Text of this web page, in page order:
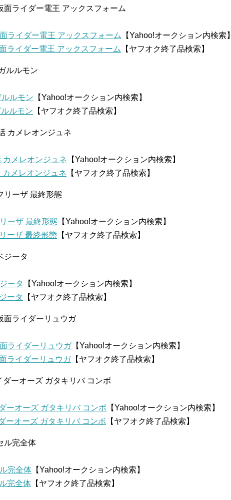
面ライダー電王 アックスフォーム
ライダー電王 アックスフォーム
【Yahoo!オークション内検索】
ライダー電王 アックスフォーム
【ヤフオク終了品検索】
ルルモン
ルモン 【Yahoo!オークション内検索】
ルモン 【ヤフオク終了品検索】
カメレオンジュネ
カメレオンジュネ 【Yahoo!オークション内検索】
メレオンジュネ 【ヤフオク終了品検索】
リーザ 最終形態
ーザ 最終形態 【Yahoo!オークション内検索】
ーザ 最終形態 【ヤフオク終了品検索】
ジータ
ータ
【Yahoo!オークション内検索】
ータ
【ヤフオク終了品検索】
面ライダーリュウガ
ライダーリュウガ【Yahoo!オークション内検索】
ライダーリュウガ【ヤフオク終了品検索】
ダーオーズ ガタキリバ コンボ
ーオーズ ガタキリバ コンボ 【Yahoo!オークション内検索】
ーオーズ ガタキリバ コンボ 【ヤフオク終了品検索】
ル完全体
完全体 【Yahoo!オークション内検索】
完全体 【ヤフオク終了品検索】